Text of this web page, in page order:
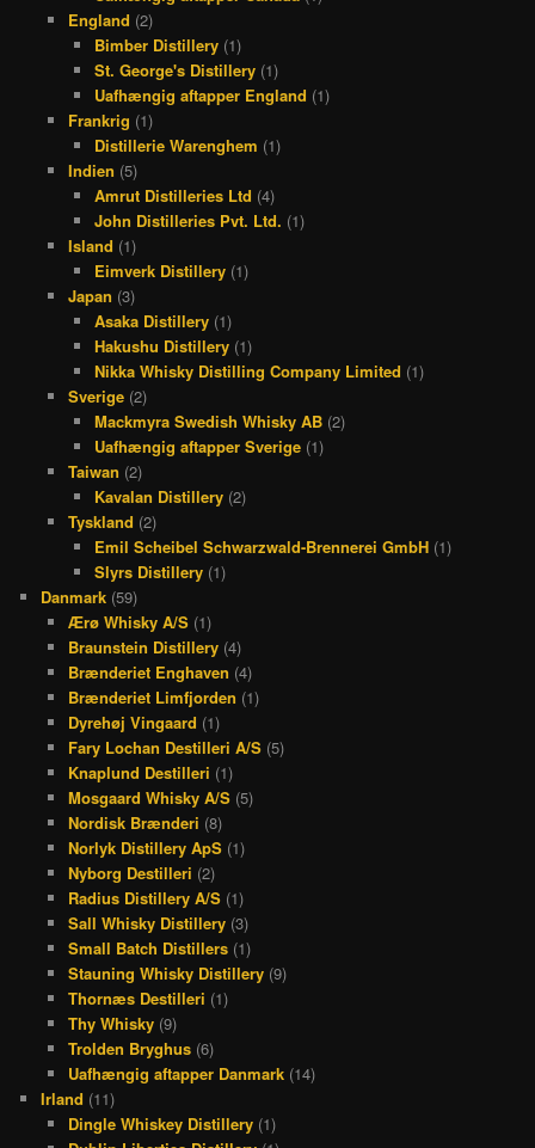
England (2)
Bimber Distillery (1)
St. George's Distillery (1)
Uafhængig aftapper England (1)
Frankrig (1)
Distillerie Warenghem (1)
Indien (5)
Amrut Distilleries Ltd (4)
John Distilleries Pvt. Ltd. (1)
Island (1)
Eimverk Distillery (1)
Japan (3)
Asaka Distillery (1)
Hakushu Distillery (1)
Nikka Whisky Distilling Company Limited (1)
Sverige(2)
Mackmyra Swedish Whisky AB (2)
Uafhængig aftapper Sverige (1)
Taiwan (2)
Kavalan Distillery (2)
Tyskland (2)
Emil Scheibel Schwarzwald-Brennerei GmbH (1)
Slyrs Distillery (1)
Danmark (59)
Ærø Whisky A/S(1)
Braunstein Distillery(4)
Brænderiet Enghaven (4)
Brænderiet Limfjorden (1)
Dyrehøj Vingaard (1)
Fary Lochan Destilleri A/S(5)
Knaplund Destilleri (1)
Mosgaard Whisky A/S(5)
Nordisk Brænderi (8)
Norlyk Distillery ApS(1)
Nyborg Destilleri (2)
Radius Distillery A/S(1)
Sall Whisky Distillery(3)
Small Batch Distillers(1)
Stauning Whisky Distillery(9)
Thornæs Destilleri (1)
Thy Whisky(9)
Trolden Bryghus(6)
Uafhængig aftapper Danmark(14)
Irland (11)
Dingle Whiskey Distillery(1)